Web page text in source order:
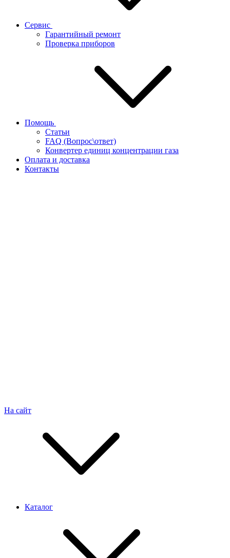
Сервис
Гарантийный ремонт
Проверка приборов
Помощь
Статьи
FAQ (Вопрос\ответ)
Конвертер единиц концентрации газа
Оплата и доставка
Контакты
На сайт
Каталог